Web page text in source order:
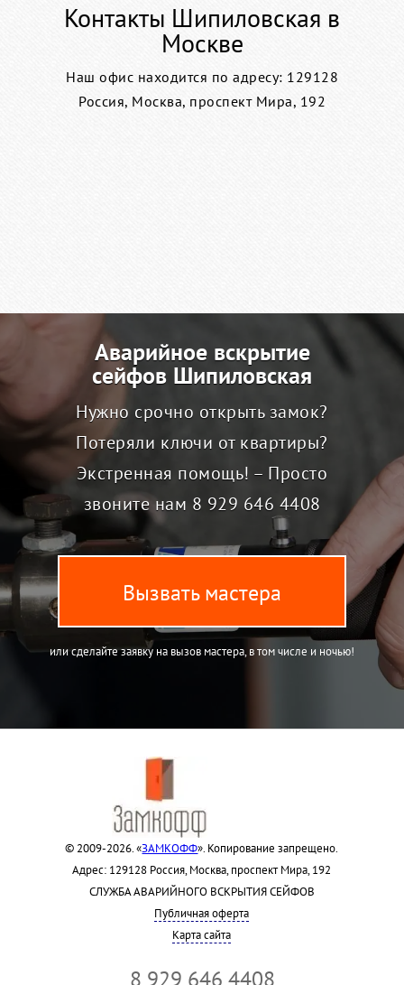
Контакты Шипиловская в
Москве
Наш офис находится по адресу: 129128
Россия, Москва, проспект Мира, 192
Аварийное вскрытие
сейфов Шипиловская
Нужно срочно открыть замок?
Потеряли ключи от квартиры?
Экстренная помощь! – Просто
звоните нам 8 929 646 4408
Вызвать мастера
или сделайте заявку на вызов мастера, в том числе и ночью!
© 2009-2026. «ЗАМКОФФ». Копирование запрещено.
Адрес: 129128 Россия, Москва, проспект Мира, 192
СЛУЖБА АВАРИЙНОГО ВСКРЫТИЯ СЕЙФОВ
Публичная оферта
Карта сайта
8 929 646 4408